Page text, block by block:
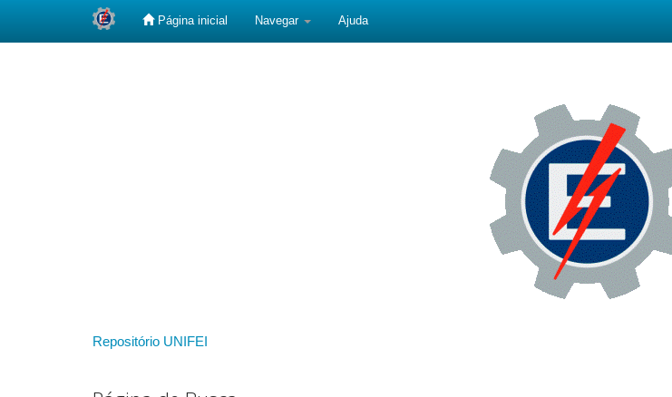
Página inicial Navegar Ajuda
Repositório UNIFEI